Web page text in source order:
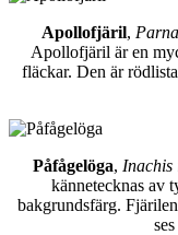
Apollofjäril,
Apollofjäril är en
fläckar. Den är
Påfågelöga, Inachis
kännetecknas av
bakgrundsfärg.